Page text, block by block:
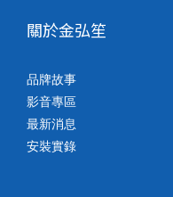
關於金弘笙
品牌故事
影音專區
最新消息
安裝實錄